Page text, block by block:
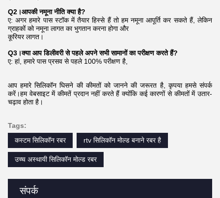
संपर्क
Q2।आपकी नमूना नीति क्या है?
ए: अगर हमारे पास स्टॉक में तैयार हिस्से हैं तो हम नमूना आपूर्ति कर सकते हैं, लेकिन
ग्राहकों को नमूना लागत का भुगतान करना होगा और
कूरियर लागत।
Q3।क्या आप डिलीवरी से पहले अपने सभी सामानों का परीक्षण करते हैं?
ए: हां, हमारे पास प्रसव से पहले 100% परीक्षण है,
आप हमारे सिलिकॉन घिसने की कीमतों को जानने की जरूरत है, कृपया हमसे संपर्क
करें।हम वेबसाइट में कीमतें प्रदान नहीं करते हैं क्योंकि कई कारणों से कीमतों में उतार-
चढ़ाव होता है।
Tags:
कस्टम सिलिकॉन रबर
rtv सिलिकॉन मोल्ड बनाने रबर है
उच्च अस्थायी सिलिकॉन मोल्ड रबर